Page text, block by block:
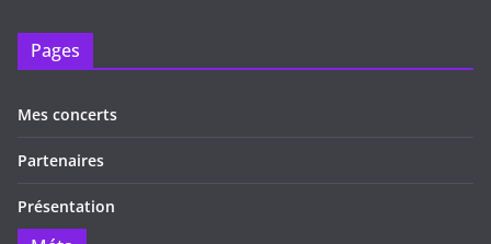
Pages
Mes concerts
Partenaires
Présentation